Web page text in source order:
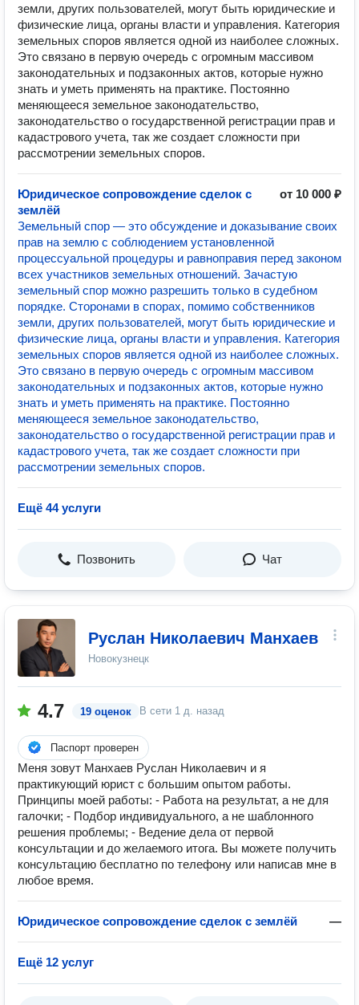
земли, других пользователей, могут быть юридические и
физические лица, органы власти и управления. Категория
земельных споров является одной из наиболее сложных.
Это связано в первую очередь с огромным массивом
законодательных и подзаконных актов, которые нужно
знать и уметь применять на практике. Постоянно
меняющееся земельное законодательство,
законодательство о государственной регистрации прав и
кадастрового учета, так же создает сложности при
рассмотрении земельных споров.
Юридическое сопровождение сделок с
землёй
от 10 000 ₽
Земельный спор — это обсуждение и доказывание своих
прав на землю с соблюдением установленной
процессуальной процедуры и равноправия перед законом
всех участников земельных отношений. Зачастую
земельный спор можно разрешить только в судебном
порядке. Сторонами в спорах, помимо собственников
земли, других пользователей, могут быть юридические и
физические лица, органы власти и управления. Категория
земельных споров является одной из наиболее сложных.
Это связано в первую очередь с огромным массивом
законодательных и подзаконных актов, которые нужно
знать и уметь применять на практике. Постоянно
меняющееся земельное законодательство,
законодательство о государственной регистрации прав и
кадастрового учета, так же создает сложности при
рассмотрении земельных споров.
Ещё 44 услуги
Позвонить Чат
Руслан Николаевич Манхаев
Новокузнецк
4.7 19 оценок В сети 1 д. назад
Паспорт проверен
Меня зовут Манхаев Руслан Николаевич и я
практикующий юрист с большим опытом работы.
Принципы моей работы: - Работа на результат, а не для
галочки; - Подбор индивидуального, а не шаблонного
решения проблемы; - Ведение дела от первой
консультации и до желаемого итога. Вы можете получить
консультацию бесплатно по телефону или написав мне в
любое время.
Юридическое сопровождение сделок с землёй —
Ещё 12 услуг